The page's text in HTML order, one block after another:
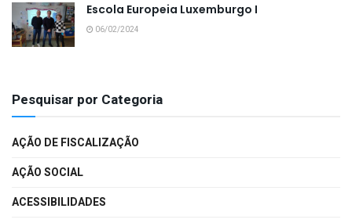
Escola Europeia Luxemburgo I
06/02/2024
Pesquisar por Categoria
AÇÃO DE FISCALIZAÇÃO
AÇÃO SOCIAL
ACESSIBILIDADES